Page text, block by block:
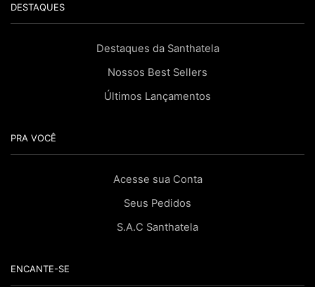
DESTAQUES
Destaques da Santhatela
Nossos Best Sellers
Últimos Lançamentos
PRA VOCÊ
Acesse sua Conta
Seus Pedidos
S.A.C Santhatela
ENCANTE-SE